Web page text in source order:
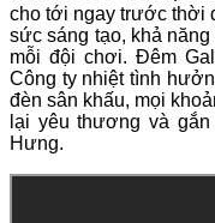
cho tới ngay trước thời
sức sáng tạo, khả
mỗi đội chơi. Đêm
Công ty nhiệt tình
đèn sân khấu, mọi
lại yêu thương và
Hưng.